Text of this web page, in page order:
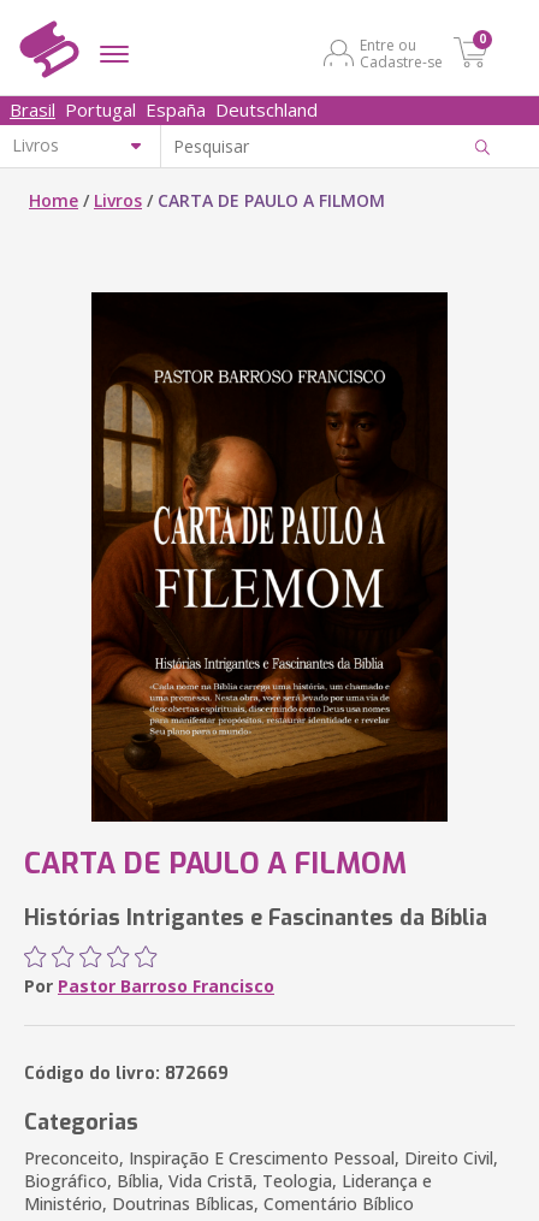
Entre ou
Cadastre-se
0
Brasil Portugal España Deutschland
Home / Livros / CARTA DE PAULO A FILMOM
CARTA DE PAULO A FILMOM
Histórias Intrigantes e Fascinantes da Bíblia
Por Pastor Barroso Francisco
Código do livro: 872669
Categorias
Preconceito, Inspiração E Crescimento Pessoal, Direito Civil,
Biográfico, Bíblia, Vida Cristã, Teologia, Liderança e
Ministério, Doutrinas Bíblicas, Comentário Bíblico